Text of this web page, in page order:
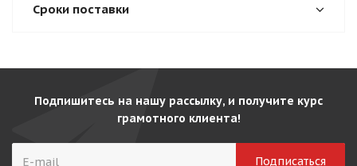
Сроки поставки
Подпишитесь на нашу рассылку, и получите курс
грамотного клиента!